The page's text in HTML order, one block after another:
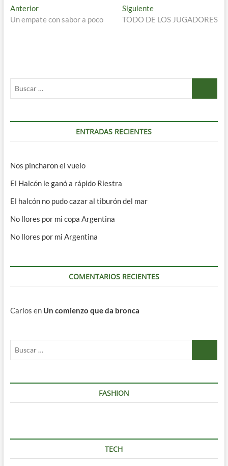
Navegación
de
AnteriorEntrada
anterior:
Un empate con sabor a poco
SiguienteEntrada
siguiente:
TODO DE LOS JUGADORES
ENTRADAS RECIENTES
Nos pincharon el vuelo
El Halcón le ganó a rápido Riestra
El halcón no pudo cazar al tiburón del mar
No llores por mi copa Argentina
No llores por mi Argentina
COMENTARIOS RECIENTES
Carlos en Un comienzo que da bronca
FASHION
TECH